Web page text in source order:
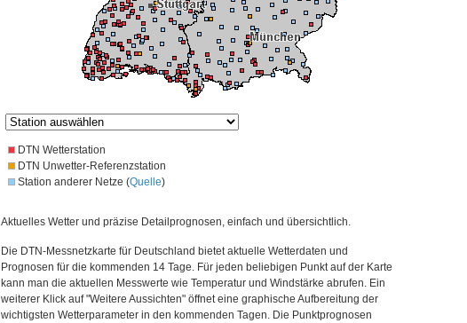
DTN Wetterstation
DTN Unwetter-Referenzstation
Station anderer Netze (Quelle)
Aktuelles Wetter und präzise Detailprognosen, einfach und übersichtlich.
Die DTN-Messnetzkarte für Deutschland bietet aktuelle Wetterdaten und
Prognosen für die kommenden 14 Tage. Für jeden beliebigen Punkt auf der Karte
kann man die aktuellen Messwerte wie Temperatur und Windstärke abrufen. Ein
weiterer Klick auf "Weitere Aussichten" öffnet eine graphische Aufbereitung der
wichtigsten Wetterparameter in den kommenden Tagen. Die Punktprognosen